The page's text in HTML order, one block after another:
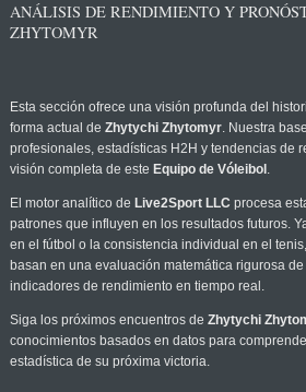
ANÁLISIS DE RENDIMIENTO Y
ZHYTOMYR
Esta sección ofrece una visión profunda del
forma actual de Zhytychi Zhytomyr. Nuestra
profesionales, estadísticas H2H y tendencias de
visión completa de este Equipo de Vóleibol .
El motor analítico de Live2Sport LLC procesa
patrones que influyen en los resultados futuros.
en el fútbol o la consistencia individual en el
basan en una evaluación matemática rigurosa
indicadores de rendimiento en tiempo real.
Siga los próximos encuentros de Zhytychi
conocimientos basados en datos para
estadística de su próxima victoria.